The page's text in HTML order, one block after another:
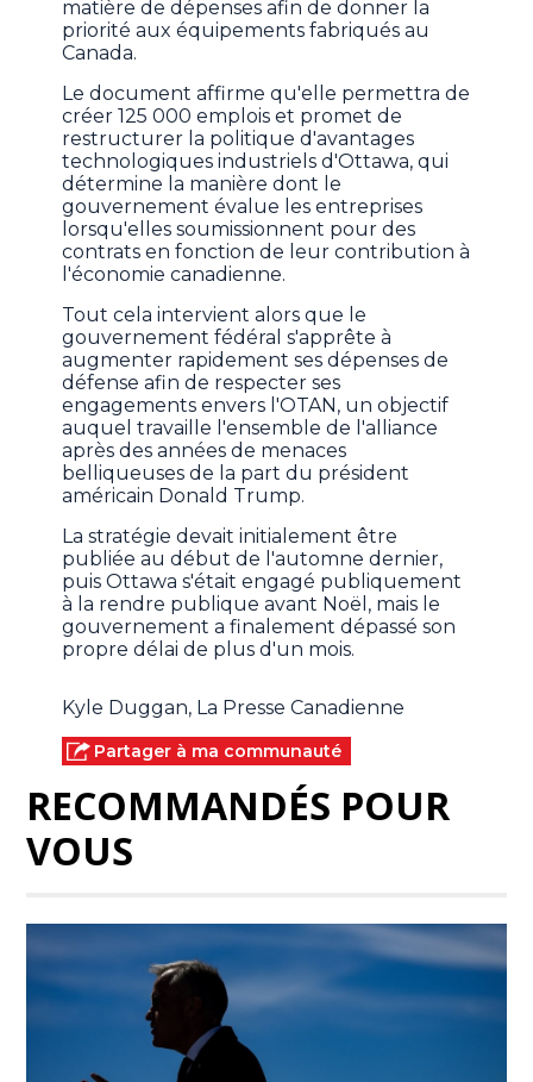
matière de dépenses afin de donner la
priorité aux équipements fabriqués au
Canada.
Le document affirme qu'elle permettra de
créer 125 000 emplois et promet de
restructurer la politique d'avantages
technologiques industriels d'Ottawa, qui
détermine la manière dont le
gouvernement évalue les entreprises
lorsqu'elles soumissionnent pour des
contrats en fonction de leur contribution à
l'économie canadienne.
Tout cela intervient alors que le
gouvernement fédéral s'apprête à
augmenter rapidement ses dépenses de
défense afin de respecter ses
engagements envers l'OTAN, un objectif
auquel travaille l'ensemble de l'alliance
après des années de menaces
belliqueuses de la part du président
américain Donald Trump.
La stratégie devait initialement être
publiée au début de l'automne dernier,
puis Ottawa s'était engagé publiquement
à la rendre publique avant Noël, mais le
gouvernement a finalement dépassé son
propre délai de plus d'un mois.
Kyle Duggan, La Presse Canadienne
Partager à ma communauté
RECOMMANDÉS POUR
VOUS